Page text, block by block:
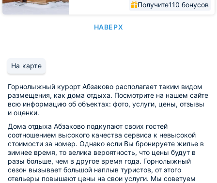
Получите110 бонусов
НАВЕРХ
На карте
Горнолыжный курорт Абзаково располагает таким видом
размещения, как дома отдыха. Посмотрите на нашем сайте
всю информацию об объектах: фото, услуги, цены, отзывы
и оценки.
Дома отдыха Абзаково подкупают своих гостей
соотношением высокого качества сервиса к невысокой
стоимости за номер. Однако если Вы бронируете жилье в
зимнее время, то велика вероятность, что цены будут в
разы больше, чем в другое время года. Горнолыжный
сезон вызывает большой наплыв туристов, от этого
отельеры повышают цены на свои услуги. Мы советуем